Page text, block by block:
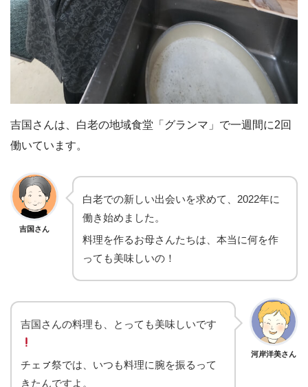
吉国さんは、白老の地域食堂「グランマ」で一週間に2回
働いています。
吉国さん
白老での新しい出会いを求めて、2022年に
働き始めました。
料理を作るお母さんたちは、本当に何を作
っても美味しいの！
河岸洋美さん
吉国さんの料理も、とっても美味しいです
チェㇷ゚祭では、いつも料理に腕を振るって
きたんですよ。